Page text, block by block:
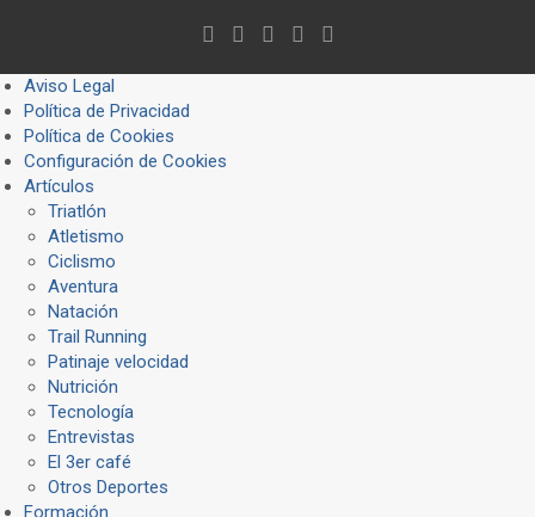
Aviso Legal
Política de Privacidad
Política de Cookies
Configuración de Cookies
Artículos
Triatlón
Atletismo
Ciclismo
Aventura
Natación
Trail Running
Patinaje velocidad
Nutrición
Tecnología
Entrevistas
El 3er café
Otros Deportes
Formación